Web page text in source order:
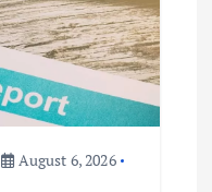
August 6, 2026